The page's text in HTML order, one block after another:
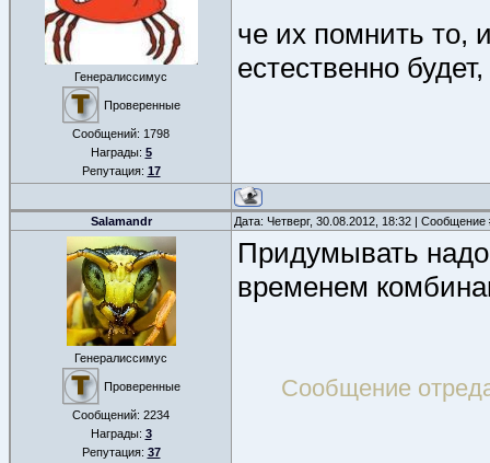
Генералиссимус
Проверенные
Сообщений: 1798
Награды: 5
Репутация: 17
че их помнить то,
естественно
Salamandr Дата: Четверг, 30.08.2012, 18:32 |
Генералиссимус
Проверенные
Сообщений: 2234
Награды: 3
Репутация: 37
Придумывать
временем
Сообщение